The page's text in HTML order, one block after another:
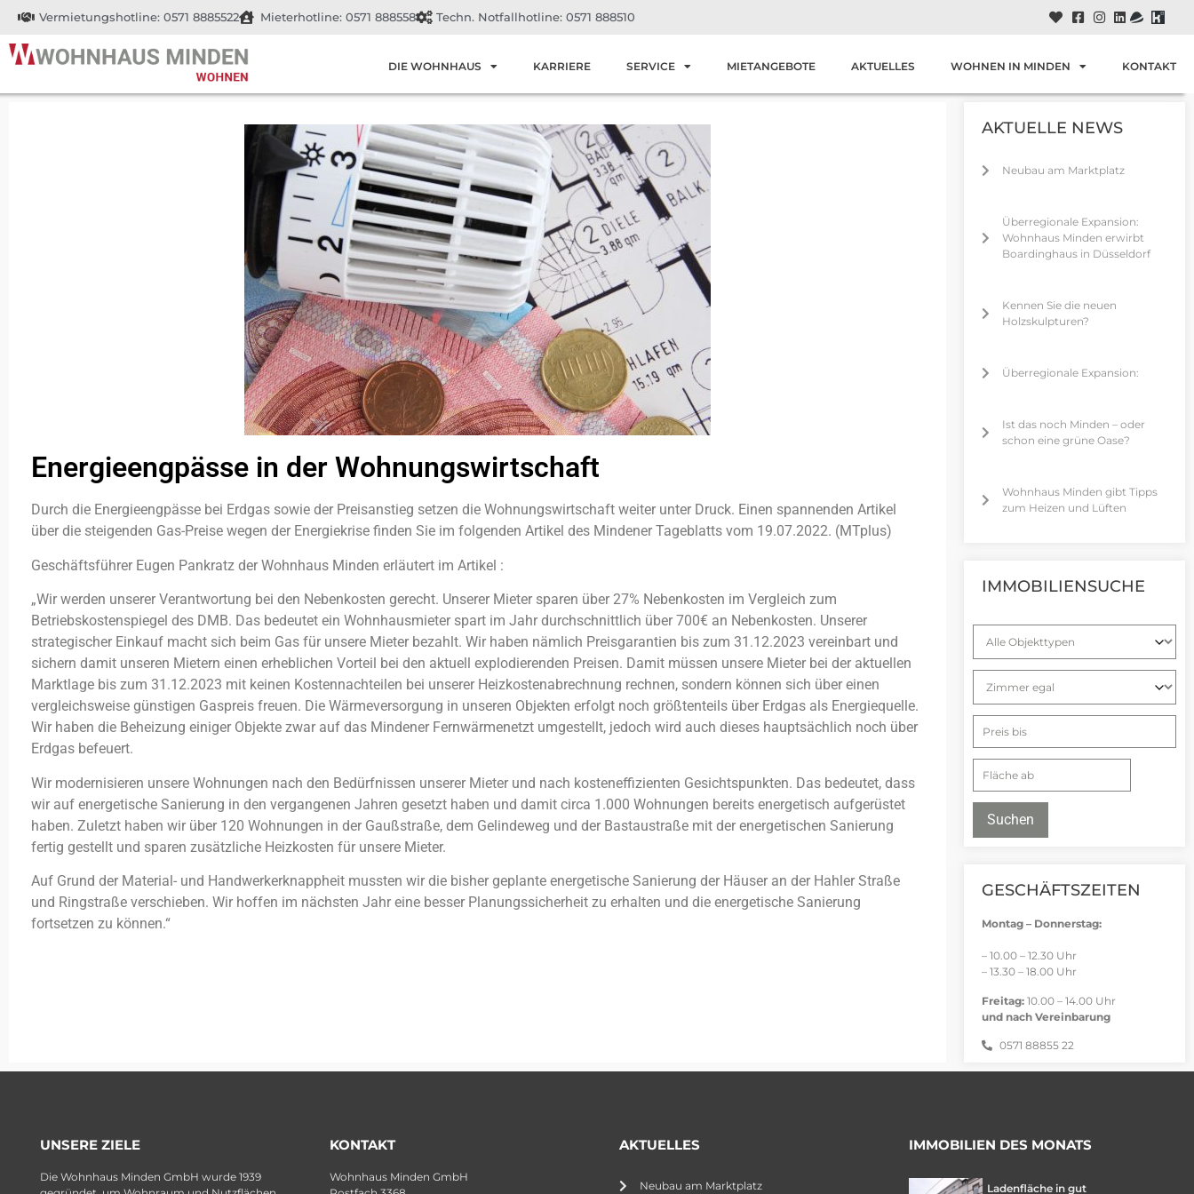
Vermietungshotline: 0571 8885522 Mieterhotline: 0571 888558 Techn. Notfallhotline: 0571 888510
DIE WOHNHAUS KARRIERE SERVICE MIETANGEBOTE AKTUELLES WOHNEN IN MINDEN KONTAKT
Energieengpässe in der Wohnungswirtschaft
Durch die Energieengpässe bei Erdgas sowie der Preisanstieg setzen die Wohnungswirtschaft weiter unter Druck. Einen spannenden Artikel
über die steigenden Gas-Preise wegen der Energiekrise finden Sie im folgenden Artikel des Mindener Tageblatts vom 19.07.2022. (MTplus)
Geschäftsführer Eugen Pankratz der Wohnhaus Minden erläutert im Artikel :
„Wir werden unserer Verantwortung bei den Nebenkosten gerecht. Unserer Mieter sparen über 27% Nebenkosten im Vergleich zum
Betriebskostenspiegel des DMB. Das bedeutet ein Wohnhausmieter spart im Jahr durchschnittlich über 700€ an Nebenkosten. Unserer
strategischer Einkauf macht sich beim Gas für unsere Mieter bezahlt. Wir haben nämlich Preisgarantien bis zum 31.12.2023 vereinbart und
sichern damit unseren Mietern einen erheblichen Vorteil bei den aktuell explodierenden Preisen. Damit müssen unsere Mieter bei der aktuellen
Marktlage bis zum 31.12.2023 mit keinen Kostennachteilen bei unserer Heizkostenabrechnung rechnen, sondern können sich über einen
vergleichsweise günstigen Gaspreis freuen. Die Wärmeversorgung in unseren Objekten erfolgt noch größtenteils über Erdgas als Energiequelle.
Wir haben die Beheizung einiger Objekte zwar auf das Mindener Fernwärmenetzt umgestellt, jedoch wird auch dieses hauptsächlich noch über
Erdgas befeuert.
Wir modernisieren unsere Wohnungen nach den Bedürfnissen unserer Mieter und nach kosteneffizienten Gesichtspunkten. Das bedeutet, dass
wir auf energetische Sanierung in den vergangenen Jahren gesetzt haben und damit circa 1.000 Wohnungen bereits energetisch aufgerüstet
haben. Zuletzt haben wir über 120 Wohnungen in der Gaußstraße, dem Gelindeweg und der Bastaustraße mit der energetischen Sanierung
fertig gestellt und sparen zusätzliche Heizkosten für unsere Mieter.
Auf Grund der Material- und Handwerkerknappheit mussten wir die bisher geplante energetische Sanierung der Häuser an der Hahler Straße
und Ringstraße verschieben. Wir hoffen im nächsten Jahr eine besser Planungssicherheit zu erhalten und die energetische Sanierung
fortsetzen zu können.“
AKTUELLE NEWS
Neubau am Marktplatz
Überregionale Expansion:
Wohnhaus Minden erwirbt
Boardinghaus in Düsseldorf
Kennen Sie die neuen
Holzskulpturen?
Überregionale Expansion:
Ist das noch Minden – oder
schon eine grüne Oase?
Wohnhaus Minden gibt Tipps
zum Heizen und Lüften
IMMOBILIENSUCHE
Suchen
GESCHÄFTSZEITEN
Montag – Donnerstag:
– 10.00 – 12.30 Uhr
– 13.30 – 18.00 Uhr
Freitag: 10.00 – 14.00 Uhr
und nach Vereinbarung
0571 88855 22
UNSERE ZIELE
Die Wohnhaus Minden GmbH wurde 1939
KONTAKT
Wohnhaus Minden GmbH
AKTUELLES
Neubau am Marktplatz
IMMOBILIEN DES MONATS
Ladenfläche in gut